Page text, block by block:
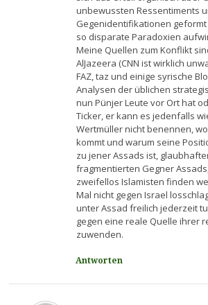
unbewussten Ressentiments
Gegenidentifikationen
so disparate Paradoxien
Meine Quellen zum Konflikt
AlJazeera (CNN ist wirklich
FAZ, taz und einige syrische
Analysen der üblichen
nun Pünjer Leute vor Ort hat
Ticker, er kann es jedenfalls
Wertmüller nicht benennen,
kommt und warum seine
zu jener Assads ist,
fragmentierten Gegner
zweifellos Islamisten finden
Mal nicht gegen Israel
unter Assad freilich jederzeit
gegen eine reale Quelle ihrer
zuwenden.
Antworten